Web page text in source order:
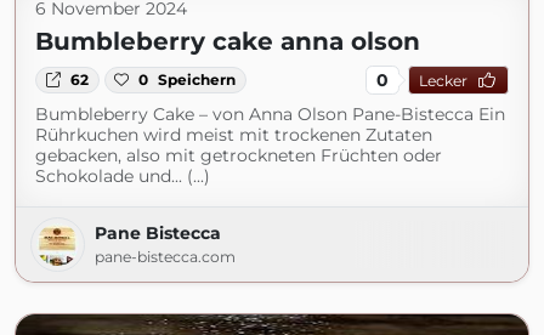
6 November 2024
Bumbleberry cake anna olson
62 0 Speichern 0 Lecker
Bumbleberry Cake – von Anna Olson Pane-Bistecca Ein
Rührkuchen wird meist mit trockenen Zutaten
gebacken, also mit getrockneten Früchten oder
Schokolade und... (...)
Pane Bistecca
pane-bistecca.com